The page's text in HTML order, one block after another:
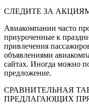
СЛЕДИТЕ ЗА
Авиакомпании часто
приуроченные к
привлечения
объявлениями
сайтах. Иногда можно
предложение.
СРАВНИТЕЛЬНАЯ
ПРЕДЛАГАЮЩИХ